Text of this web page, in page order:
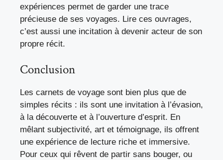
expériences permet de garder une trace
précieuse de ses voyages. Lire ces ouvrages,
c’est aussi une incitation à devenir acteur de son
propre récit.
Conclusion
Les carnets de voyage sont bien plus que de
simples récits : ils sont une invitation à l’évasion,
à la découverte et à l’ouverture d’esprit. En
mêlant subjectivité, art et témoignage, ils offrent
une expérience de lecture riche et immersive.
Pour ceux qui rêvent de partir sans bouger, ou